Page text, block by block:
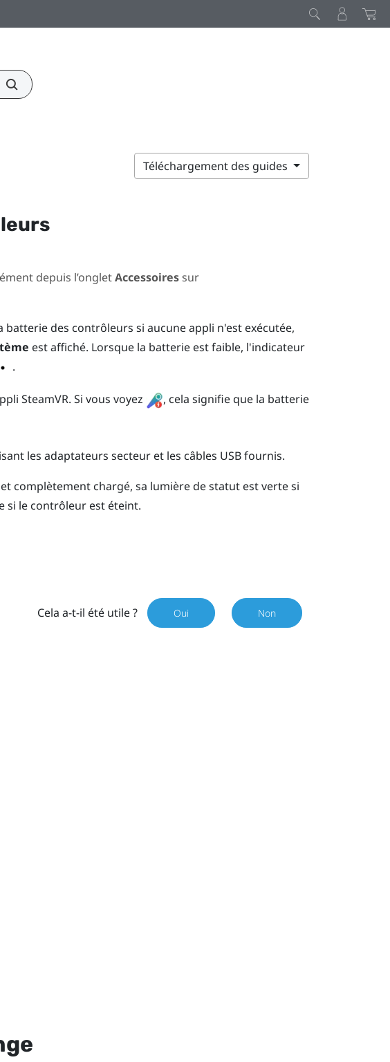
Téléchargement des guides
depuis l’ongletAccessoiressur
batterie des contrôleurs si aucune appli n'est exécutée,
est affiché. Lorsque la batterie est faible, l'indicateur
.
SteamVR. Si vous voyez
, cela signifie que la batterie
les adaptateurs secteur et les câbles USB fournis.
complètement chargé, sa lumière de statut est verte si
si le contrôleur est éteint.
Cela a-t-il été utile ? Oui Non